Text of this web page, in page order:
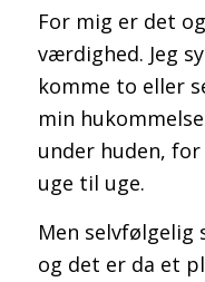
For mig er det
værdighed. Jeg
komme to eller
min
under huden,
uge til uge.
Men selvfølgelig
og det er da et